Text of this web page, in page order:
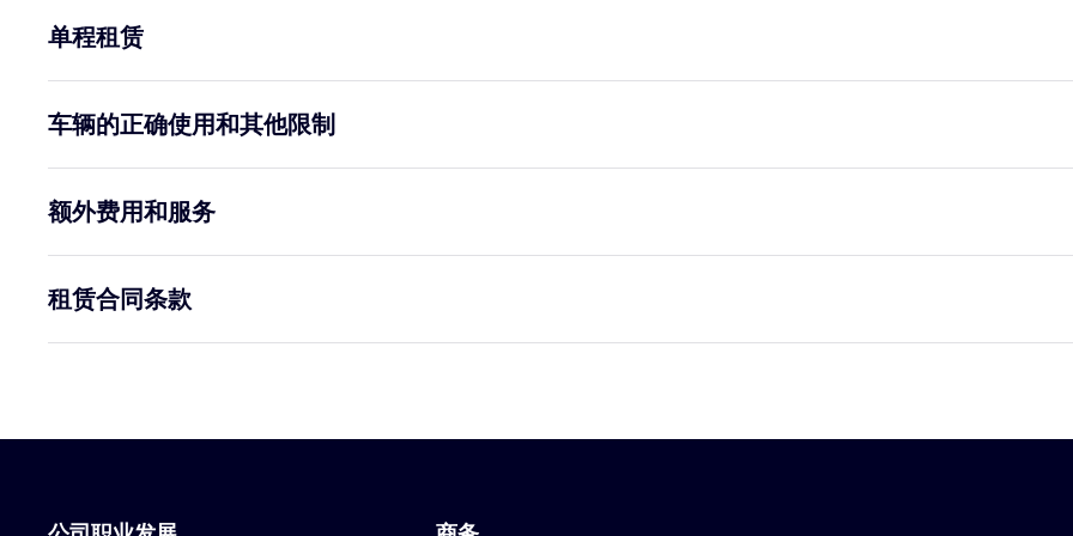
单程租赁
车辆的正确使用和其他限制
额外费用和服务
租赁合同条款